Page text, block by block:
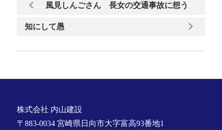
風見しんごさん 長女の交通事故に想う
知にして愚
株式会社 内山建設
〒883-0034 宮崎県日向市大字富高93番地1